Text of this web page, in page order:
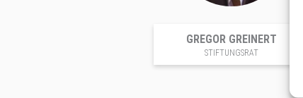
GREGOR GREINERT
STIFTUNGSRAT